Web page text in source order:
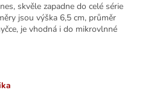
skvěle zapadne do celé série
jsou výška 6,5 cm, průměr
je vhodná i do mikrovlnné